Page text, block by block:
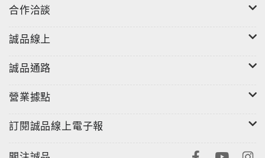
合作洽談
誠品線上
誠品通路
營業據點
訂閱誠品線上電子報